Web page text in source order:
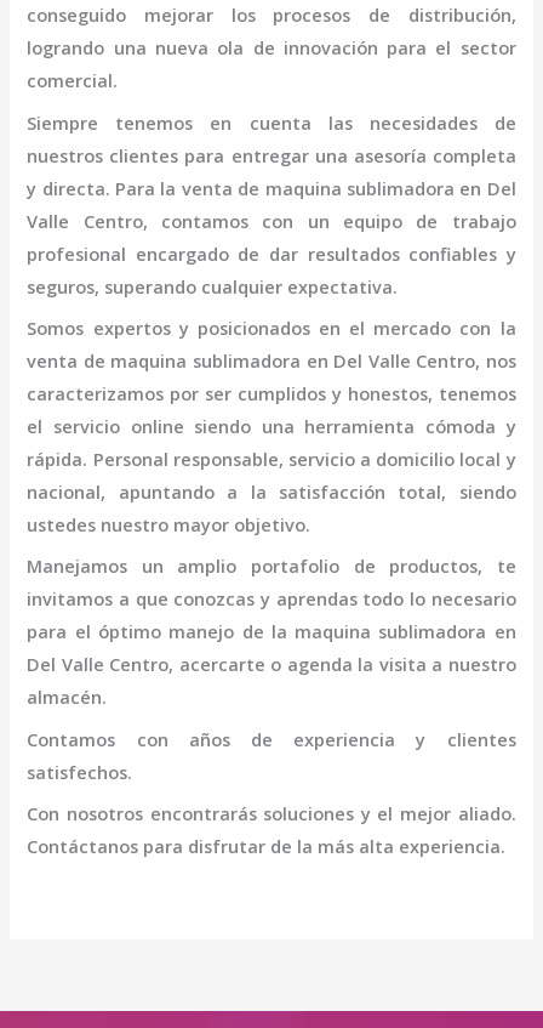
conseguido mejorar los procesos de distribución,
logrando una nueva ola de innovación para el sector
comercial.
Siempre tenemos en cuenta las necesidades de
nuestros clientes para entregar una asesoría completa
y directa. Para la venta de maquina sublimadora en Del
Valle Centro, contamos con un equipo de trabajo
profesional encargado de dar resultados confiables y
seguros, superando cualquier expectativa.
Somos expertos y posicionados en el mercado con la
venta de maquina sublimadora en Del Valle Centro, nos
caracterizamos por ser cumplidos y honestos, tenemos
el servicio online siendo una herramienta cómoda y
rápida. Personal responsable, servicio a domicilio local y
nacional, apuntando a la satisfacción total, siendo
ustedes nuestro mayor objetivo.
Manejamos un amplio portafolio de productos, te
invitamos a que conozcas y aprendas todo lo necesario
para el óptimo manejo de la maquina sublimadora en
Del Valle Centro, acercarte o agenda la visita a nuestro
almacén.
Contamos con años de experiencia y clientes
satisfechos.
Con nosotros encontrarás soluciones y el mejor aliado.
Contáctanos para disfrutar de la más alta experiencia.